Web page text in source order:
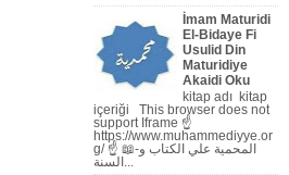
İmam Maturidi
El-Bidaye Fi
Usulid Din
Maturidiye
Akaidi Oku
kitap adı kitap
içeriği This browser does not
support Iframe ☝
https://www.muhammediyye.or
g/ ☝ 📖-المحمية علي الكتاب و
السنة...